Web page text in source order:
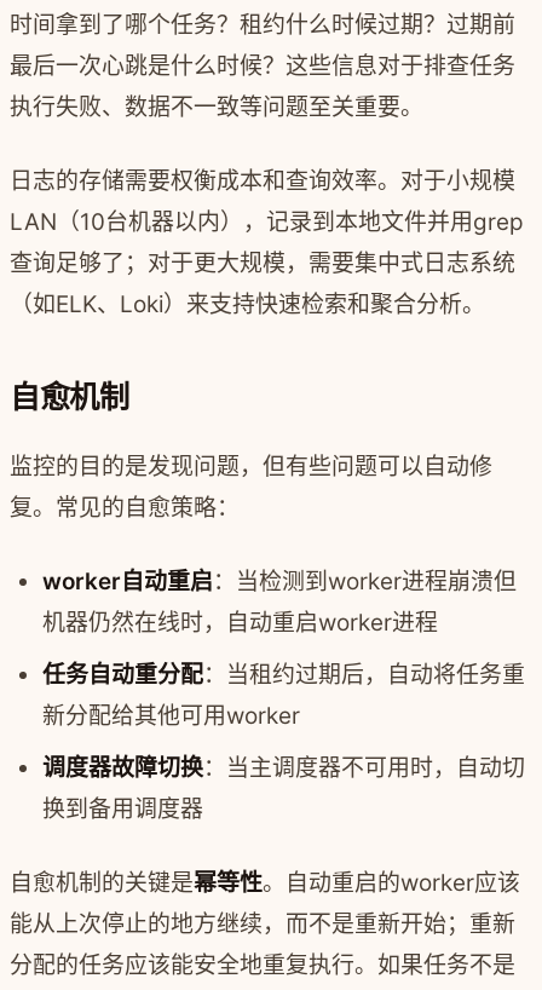
时间拿到了哪个任务？租约什么时候过期？过期前
最后一次心跳是什么时候？这些信息对于排查任务
执行失败、数据不一致等问题至关重要。
日志的存储需要权衡成本和查询效率。对于小规模
LAN（10台机器以内），记录到本地文件并用grep
查询足够了；对于更大规模，需要集中式日志系统
（如ELK、Loki）来支持快速检索和聚合分析。
自愈机制
监控的目的是发现问题，但有些问题可以自动修
复。常见的自愈策略：
worker自动重启：当检测到worker进程崩溃但
机器仍然在线时，自动重启worker进程
任务自动重分配：当租约过期后，自动将任务重
新分配给其他可用worker
调度器故障切换：当主调度器不可用时，自动切
换到备用调度器
自愈机制的关键是幂等性。自动重启的worker应该
能从上次停止的地方继续，而不是重新开始；重新
分配的任务应该能安全地重复执行。如果任务不是